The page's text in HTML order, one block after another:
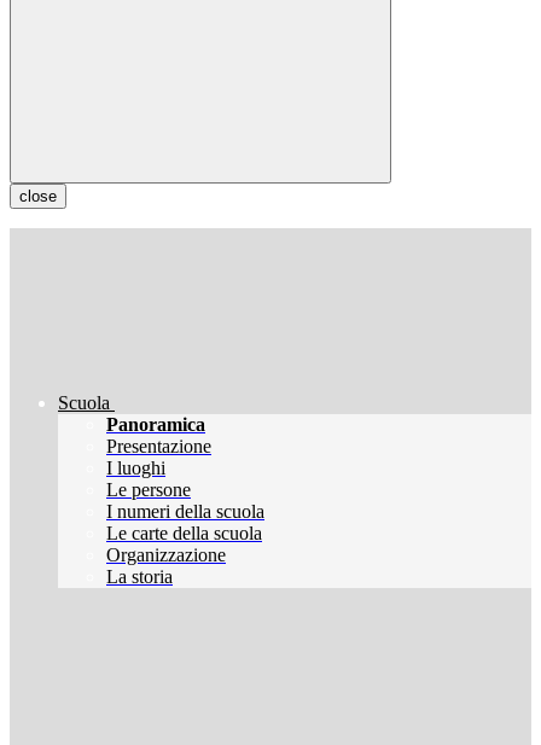
close
Scuola
Panoramica
Presentazione
I luoghi
Le persone
I numeri della scuola
Le carte della scuola
Organizzazione
La storia